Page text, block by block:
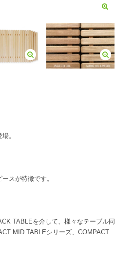
。
スが特徴です。
TABLEを介して、様々なテーブル同
MID TABLEシリーズ、COMPACT